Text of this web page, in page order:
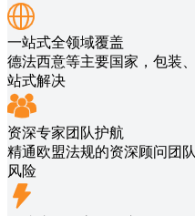
一站式全领域覆盖
德法西意等主要国家，包装
站式解决
资深专家团队护航
精通欧盟法规的资深顾问团
风险